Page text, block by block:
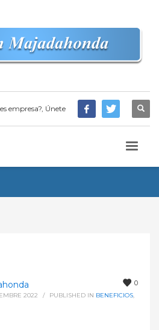
empresa?, Únete
0
2022 / PUBLISHED IN BENEFICIOS